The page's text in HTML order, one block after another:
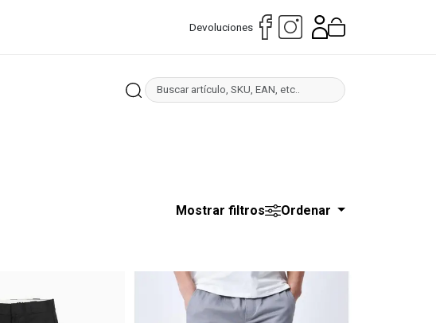
Devoluciones
Mostrar filtros Ordenar